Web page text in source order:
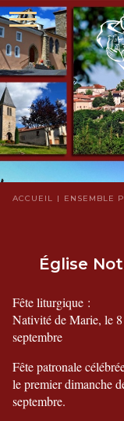
ACCUEIL ENSEMBLE
Église
Fête liturgique :
Nativité de Marie, le 8
septembre
Fête patronale
le premier dimanche
septembre.